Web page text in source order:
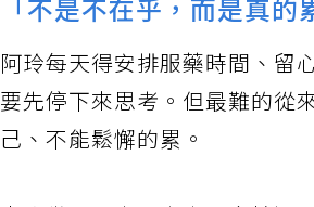
「不是不在乎，而是真
阿玲每天得安排服藥時間、留
要先停下來思考。但最難的從
己、不能鬆懈的累。